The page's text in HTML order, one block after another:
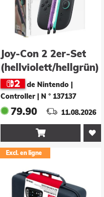
Joy-Con 2 2er-Set
(hellviolett/hellgrün)
de Nintendo |
Controller
N ° 137137
79.90 11.08.2026

Excl. en ligne